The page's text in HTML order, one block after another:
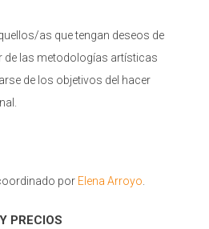
as que tengan deseos de
de las metodologías artísticas
de los objetivos del hacer
por Elena Arroyo.
PRECIOS